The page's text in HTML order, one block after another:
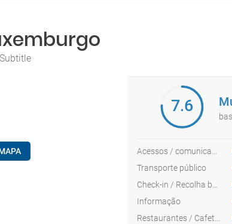
7.6
Transporte público
Informação